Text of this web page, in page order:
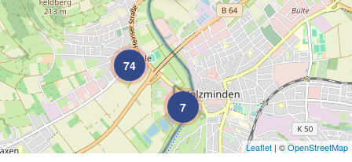
7
74
Leaflet | ©OpenStreetMap